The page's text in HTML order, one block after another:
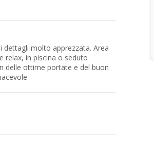
dettagli molto apprezzata. Area
relax, in piscina o seduto
delle ottime portate e del buon